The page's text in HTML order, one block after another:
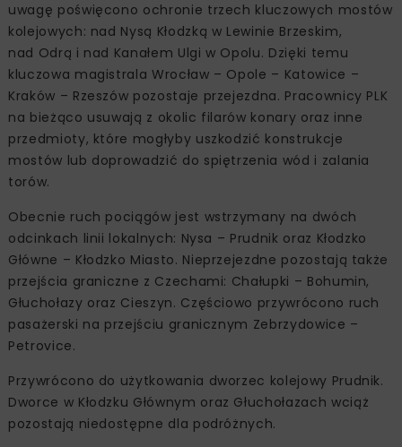
uwagę poświęcono ochronie trzech kluczowych mostów
kolejowych: nad Nysą Kłodzką w Lewinie Brzeskim,
nad Odrą i nad Kanałem Ulgi w Opolu. Dzięki temu
kluczowa magistrala Wrocław – Opole – Katowice –
Kraków – Rzeszów pozostaje przejezdna. Pracownicy PLK
na bieżąco usuwają z okolic filarów konary oraz inne
przedmioty, które mogłyby uszkodzić konstrukcje
mostów lub doprowadzić do spiętrzenia wód i zalania
torów.
Obecnie ruch pociągów jest wstrzymany na dwóch
odcinkach linii lokalnych: Nysa – Prudnik oraz Kłodzko
Główne – Kłodzko Miasto. Nieprzejezdne pozostają także
przejścia graniczne z Czechami: Chałupki – Bohumin,
Głuchołazy oraz Cieszyn. Częściowo przywrócono ruch
pasażerski na przejściu granicznym Zebrzydowice –
Petrovice.
Przywrócono do użytkowania dworzec kolejowy Prudnik.
Dworce w Kłodzku Głównym oraz Głuchołazach wciąż
pozostają niedostępne dla podróżnych.